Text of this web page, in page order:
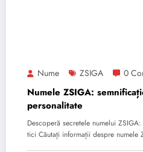
Nume ZSIGA 0
Numele ZSIGA:
personalitate
Descoperă secretele numelui
tici Căutați informații despre